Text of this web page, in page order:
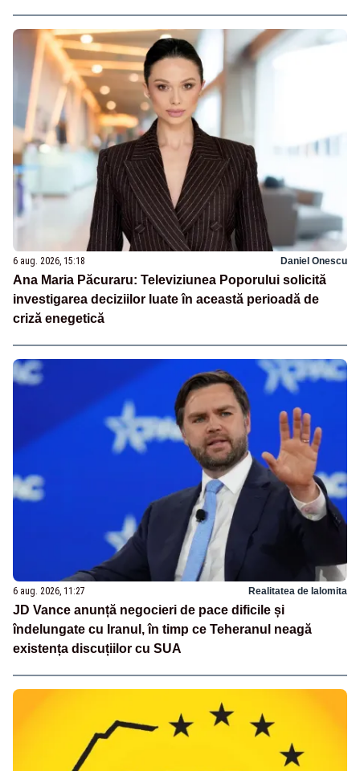
6 aug. 2026, 15:18 Daniel Onescu
Ana Maria Păcuraru: Televiziunea Poporului solicită
investigarea deciziilor luate în această perioadă de
criză enegetică
6 aug. 2026, 11:27 Realitatea de Ialomita
JD Vance anunță negocieri de pace dificile și
îndelungate cu Iranul, în timp ce Teheranul neagă
existența discuțiilor cu SUA